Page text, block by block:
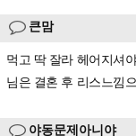
큰맘
먹고 딱 잘라 헤어지셔
님은 결혼 후 리스느낌
야동문제아니야